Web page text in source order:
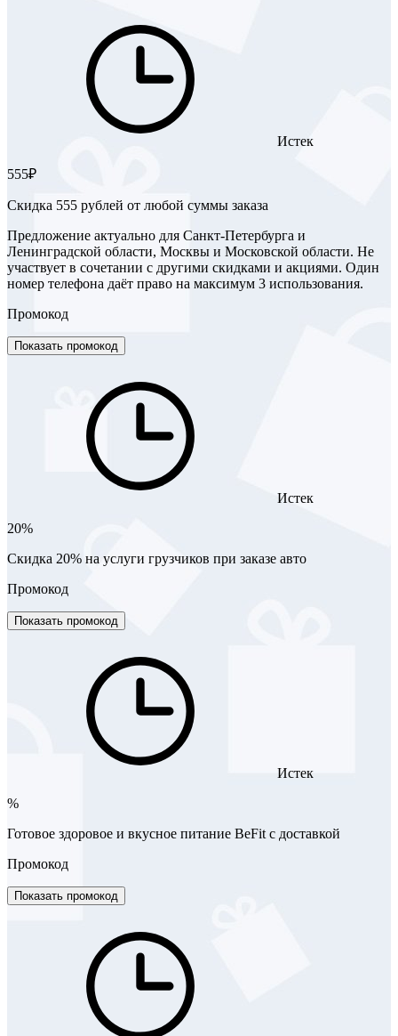
Истек
555₽
Скидка 555 рублей от любой суммы заказа
Предложение актуально для Санкт‑Петербурга и
Ленинградской области, Москвы и Московской области. Не
участвует в сочетании с другими скидками и акциями. Один
номер телефона даёт право на максимум 3 использования.
Промокод
Показать промокод
Истек
20%
Скидка 20% на услуги грузчиков при заказе авто
Промокод
Показать промокод
Истек
%
Готовое здоровое и вкусное питание BeFit с доставкой
Промокод
Показать промокод